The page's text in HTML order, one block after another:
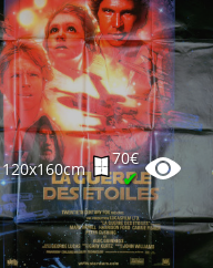
120x160cm
70€
✔